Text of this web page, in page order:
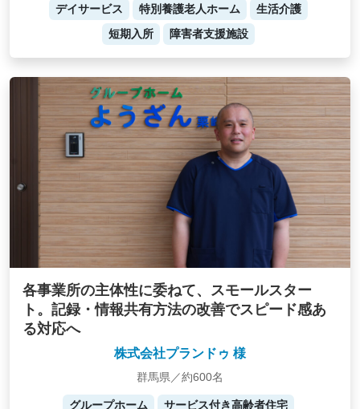
デイサービス 特別養護老人ホーム
生活介護
短期入所
障害者支援施設
各事業所の主体性に委ねて、スモールスター
ト。記録・情報共有方法の改善でスピード感あ
る対応へ
株式会社プランドゥ 様
群馬県／約600名
グループホーム サービス付き高齢者住宅